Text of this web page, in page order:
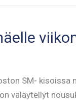
SM- kisoissa
väläytellyt